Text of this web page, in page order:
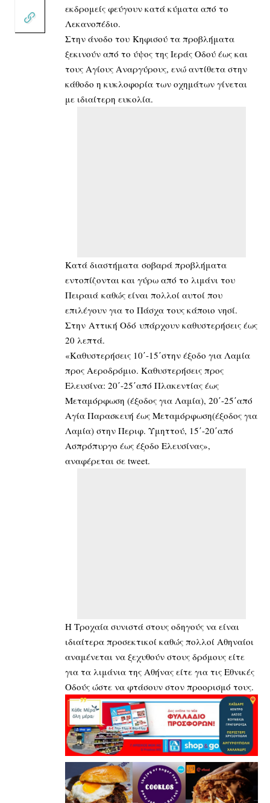
εκδρομείς φεύγουν κατά κύματα από το
Λεκανοπέδιο.
Στην άνοδο του Κηφισού τα προβλήματα
ξεκινούν από το ύψος της Ιεράς Οδού έως και
τους Αγίους Αναργύρους, ενώ αντίθετα στην
κάθοδο η κυκλοφορία των οχημάτων γίνεται
με ιδιαίτερη ευκολία.
Κατά διαστήματα σοβαρά προβλήματα
εντοπίζονται και γύρω από το λιμάνι του
Πειραιά καθώς είναι πολλοί αυτοί που
επιλέγουν για το Πάσχα τους κάποιο νησί.
Στην Αττική Οδό υπάρχουν καθυστερήσεις έως
20 λεπτά.
«Καθυστερήσεις 10΄-15΄στην έξοδο για Λαμία
προς Αεροδρόμιο. Καθυστερήσεις προς
Ελευσίνα: 20΄-25΄από Πλακεντίας έως
Μεταμόρφωση (έξοδος για Λαμία), 20΄-25΄από
Αγία Παρασκευή έως Μεταμόρφωση(έξοδος για
Λαμία) στην Περιφ. Υμηττού, 15΄-20΄από
Ασπρόπυργο έως έξοδο Ελευσίνας»,
αναφέρεται σε tweet.
Η Τροχαία συνιστά στους οδηγούς να είναι
ιδιαίτερα προσεκτικοί καθώς πολλοί Αθηναίοι
αναμένεται να ξεχυθούν στους δρόμους είτε
για τα λιμάνια της Αθήνας είτε για τις Εθνικές
Οδούς ώστε να φτάσουν στον προορισμό τους.